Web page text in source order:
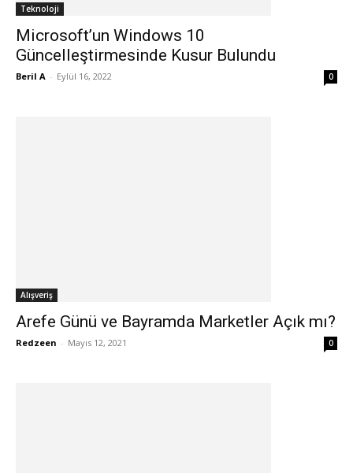
Teknoloji
Microsoft’un Windows 10
Güncelleştirmesinde Kusur Bulundu
Beril A - Eylül 16, 2022 0
Alışveriş
Arefe Günü ve Bayramda Marketler Açık mı?
Redzeen - Mayıs 12, 2021 0